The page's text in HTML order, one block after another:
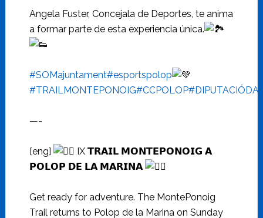
Angela Fuster, Concejala de Deportes, te anima
a formar parte de esta experiencia única.
#SOMajuntament#esportspolop
#TRAILMONTEPONOIG#CCPOLOP
—-
[eng]
IX 𝗧𝗥𝗔𝗜𝗟 𝗠𝗢𝗡𝗧𝗘𝗣𝗢𝗡𝗢𝗜𝗚 𝗔
𝗣𝗢𝗟𝗢𝗣 𝗗𝗘 𝗟𝗔 𝗠𝗔𝗥𝗜𝗡𝗔
Get ready for adventure. The MontePonoig
Trail returns to Polop de la Marina on Sunday